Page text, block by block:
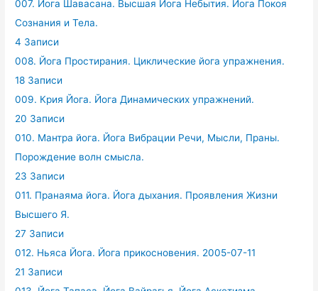
007. Йога Шавасана. Высшая Йога Небытия. Йога Покоя
Сознания и Тела.
4 Записи
008. Йога Простирания. Циклические йога упражнения.
18 Записи
009. Крия Йога. Йога Динамических упражнений.
20 Записи
010. Мантра йога. Йога Вибрации Речи, Мысли, Праны.
Порождение волн смысла.
23 Записи
011. Пранаяма йога. Йога дыхания. Проявления Жизни
Высшего Я.
27 Записи
012. Ньяса Йога. Йога прикосновения. 2005-07-11
21 Записи